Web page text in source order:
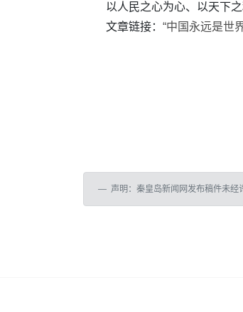
以人民之心为心、以天下
文章链接： “中国永远是世
声明：秦皇岛新闻网发布稿件未经